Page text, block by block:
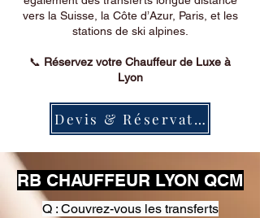
vers la Suisse, la Côte d’Azur, Paris, et les
stations de ski alpines.
📞 Réservez votre Chauffeur de Luxe à
Lyon
Devis & Réservation
RB CHAUFFEUR LYON QCM
Q : Couvrez-vous les transferts